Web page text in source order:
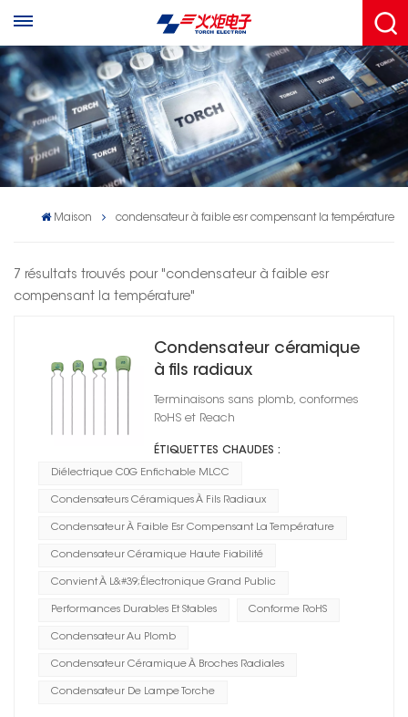
Maison condensateur à faible esr compensant la température
7 résultats trouvés pour "condensateur à faible esr
compensant la température"
Condensateur céramique
à fils radiaux
Terminaisons sans plomb, conformes
RoHS et Reach
ÉTIQUETTES CHAUDES :
Diélectrique C0G Enfichable MLCC
Condensateurs Céramiques À Fils Radiaux
Condensateur À Faible Esr Compensant La Température
Condensateur Céramique Haute Fiabilité
Convient À L&#39;électronique Grand Public
Performances Durables Et Stables Conforme RoHS
Condensateur Au Plomb
Condensateur Céramique À Broches Radiales
Condensateur De Lampe Torche